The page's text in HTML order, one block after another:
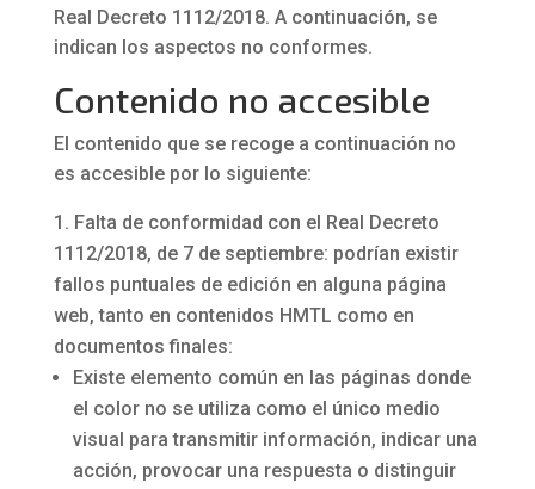
Real Decreto 1112/2018. A continuación, se
indican los aspectos no conformes.
Contenido no accesible
El contenido que se recoge a continuación no
es accesible por lo siguiente:
Falta de conformidad con el Real Decreto
1112/2018, de 7 de septiembre: podrían existir
fallos puntuales de edición en alguna página
web, tanto en contenidos HMTL como en
documentos finales:
Existe elemento común en las páginas donde
el color no se utiliza como el único medio
visual para transmitir información, indicar una
acción, provocar una respuesta o distinguir